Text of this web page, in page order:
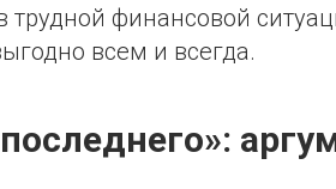
трудной финансовой
всем и всегда.